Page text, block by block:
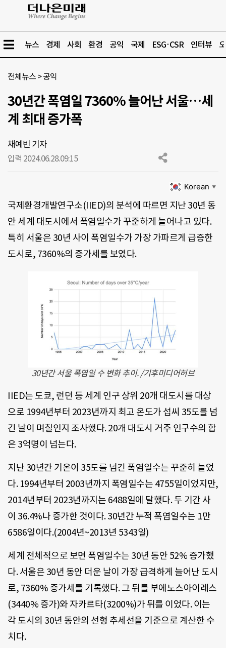
뉴스 경제 사회 환경 공익 국제 ESG·CSR 인터뷰
전체뉴스 >공익
30년간 폭염일 7360% 늘어난 서울…세
계 최대 증가폭
채예빈 기자
입력 2024.06.28.09:15
Korean ▼
국제환경개발연구소(IIED)의 분석에 따르면 지난 30년 동
안 세계 대도시에서 폭염일수가 꾸준하게 늘어나고 있다.
특히 서울은 30년 사이 폭염일수가 가장 가파르게 급증한
도시로, 7360%의 증가세를 보였다.
30년간 서울 폭염일 수 변화 추이. /기후미디어허브
IIED는 도쿄, 런던 등 세계 인구 상위 20개 대도시를 대상
으로 1994년부터 2023년까지 최고 온도가 섭씨 35도를 넘
긴 날이 며칠인지 조사했다. 20개 대도시 거주 인구수의 합
은 3억명이 넘는다.
지난 30년간 기온이 35도를 넘긴 폭염일수는 꾸준히 늘었
다. 1994년부터 2003년까지 폭염일수는 4755일이었지만,
2014년부터 2023년까지는 6488일에 달했다. 두 기간 사
이 36.4%나 증가한 것이다. 30년간 누적 폭염일수는 1만
6586일이다.(2004년~2013년 5343일)
세계 전체적으로 보면 폭염일수는 30년 동안 52% 증가했
다. 서울은 30년 동안 더운 날이 가장 급격하게 늘어난 도시
로, 7360% 증가세를 기록했다. 그 뒤를 부에노스아이레스
(3440% 증가)와 자카르타(3200%)가 뒤를 이었다. 이는
각 도시의 30년 동안의 선형 추세선을 기준으로 계산한 수
치다.